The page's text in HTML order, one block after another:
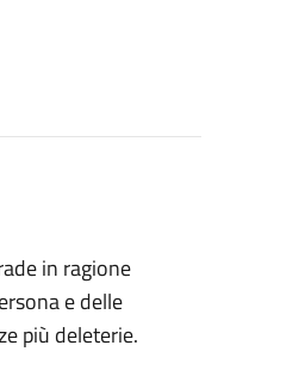
in ragione
e delle
più deleterie.